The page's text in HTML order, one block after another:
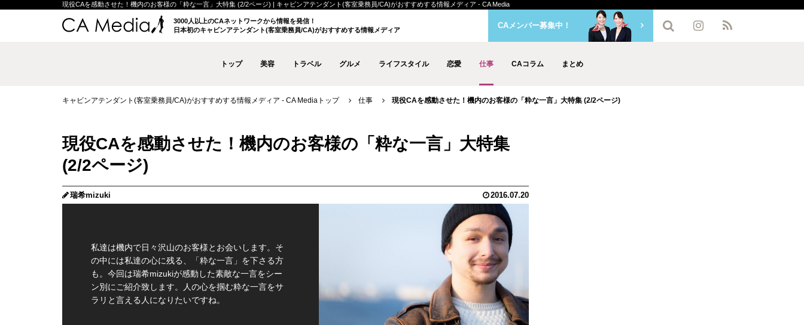
現役CAを感動させた！機内のお客様の「粋な一言」大特集 (2/2ページ) | キャビンアテンダント(客室乗務員/CA)がおすすめする情報メディア - CA Media
3000人以上のCAネットワークから情報を発信！
日本初のキャビンアテンダント(客室乗務員/CA)がおすすめする情報メディア
トップ 美容 トラベル グルメ ライフスタイル 恋愛 仕事 CAコラム まとめ
CAメンバー募集中！
キャビンアテンダント(客室乗務員/CA)がおすすめする情報メディア - CA Mediaトップ 仕事 現役CAを感動させた！機内のお客様の「粋な一言」大特集 (2/2ページ)
現役CAを感動させた！機内のお客様の「粋な一言」大特集
(2/2ページ)
瑞希mizuki 2016.07.20
私達は機内で日々沢山のお客様とお会いします。そ
の中には私達の心に残る、「粋な一言」を下さる方
も。今回は瑞希mizukiが感動した素敵な一言をシー
ン別にご紹介致します。人の心を掴む粋な一言をサ
ラリと言える人になりたいですね。